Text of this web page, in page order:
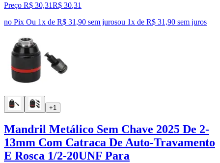
Preço R$ 30,31R$ 30,31
no Pix Ou 1x de R$ 31,90 sem jurosou 1x de R$ 31,90 sem juros
+1
Mandril Metálico Sem Chave 2025 De 2-
13mm Com Catraca De Auto-Travamento
E Rosca 1/2-20UNF Para